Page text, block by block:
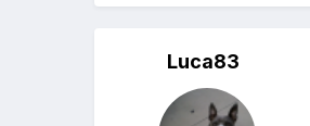
Luca83